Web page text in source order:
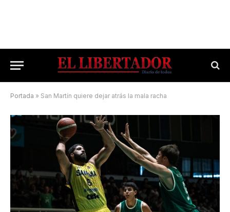
Portada » San Martín quiere dejar atrás la mala racha